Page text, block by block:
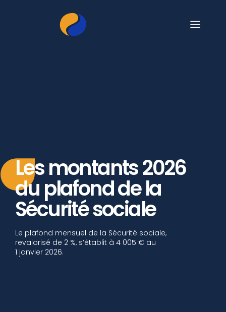
Les montants 2026
du plafond de la
Sécurité sociale
Le plafond mensuel de la Sécurité sociale,
revalorisé de 2 %, s’établit à 4 005 € au
1 janvier 2026.